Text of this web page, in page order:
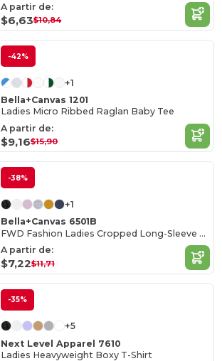
A partir de:
$6,63$10,84
-42%
+1
Bella+Canvas 1201
Ladies Micro Ribbed Raglan Baby Tee
A partir de:
$9,16$15,90
-38%
+1
Bella+Canvas 6501B
FWD Fashion Ladies Cropped Long-Sleeve T-Shirt
A partir de:
$7,22$11,71
-35%
+5
Next Level Apparel 7610
Ladies Heavyweight Boxy T-Shirt